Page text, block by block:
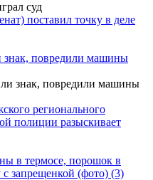
поставил точку в деле
знак, повредили машины
регионального
полиции разыскивает
в термосе, порошок в
запрещенкой (фото) (3)